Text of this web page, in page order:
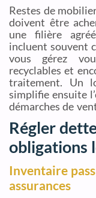
Restes de
doivent être
une filière
incluent souvent
vous gérez
recyclables et
traitement. Un
simplifie ensuite
démarches de
Régler
obligations
Inventaire
assurances